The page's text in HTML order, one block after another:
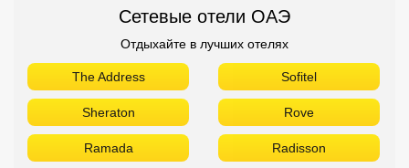
Сетевые отели ОАЭ
Отдыхайте в лучших отелях
The Address Sofitel
Sheraton Rove
Ramada Radisson